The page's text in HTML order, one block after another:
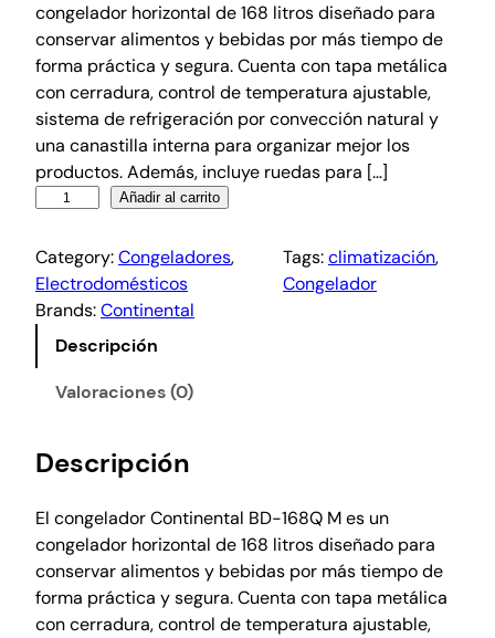
congelador horizontal de 168 litros diseñado para
conservar alimentos y bebidas por más tiempo de
forma práctica y segura. Cuenta con tapa metálica
con cerradura, control de temperatura ajustable,
sistema de refrigeración por convección natural y
una canastilla interna para organizar mejor los
productos. Además, incluye ruedas para […]
Añadir al carrito
Category:Congeladores
Electrodomésticos
Tags:climatización
Congelador
Brands:Continental
Descripción
Valoraciones (0)
Descripción
El congelador Continental BD-168Q M es un
congelador horizontal de 168 litros diseñado para
conservar alimentos y bebidas por más tiempo de
forma práctica y segura. Cuenta con tapa metálica
con cerradura, control de temperatura ajustable,